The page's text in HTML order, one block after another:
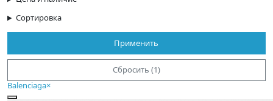
Сортировка
Применить
Сбросить (1)
Balenciaga×